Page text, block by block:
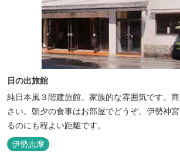
日の出旅館
純日本風３階建旅館。家族的な雰囲気です。
さい。朝夕の食事はお部屋でどうぞ。伊勢神
るのにも程よい距離です。
伊勢志摩